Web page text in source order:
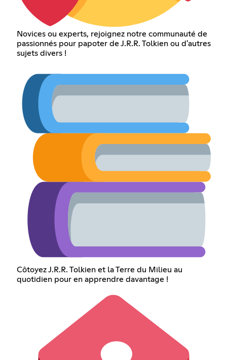
Novices ou experts, rejoignez notre communauté de
passionnés pour papoter de J.R.R. Tolkien ou d'autres
sujets divers !
Côtoyez J.R.R. Tolkien et la Terre du Milieu au
quotidien pour en apprendre davantage !